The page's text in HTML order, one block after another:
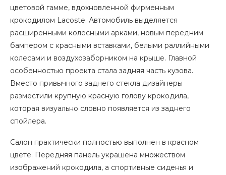
цветовой гамме, вдохновленной фирменным
крокодилом Lacoste. Автомобиль выделяется
расширенными колесными арками, новым передним
бампером с красными вставками, белыми раллийными
колесами и воздухозаборником на крыше. Главной
особенностью проекта стала задняя часть кузова.
Вместо привычного заднего стекла дизайнеры
разместили крупную красную голову крокодила,
которая визуально словно появляется из заднего
спойлера.
Салон практически полностью выполнен в красном
цвете. Передняя панель украшена множеством
изображений крокодила, а спортивные сиденья и